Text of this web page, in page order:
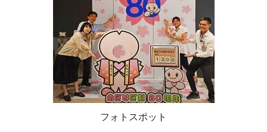
フォトスポット